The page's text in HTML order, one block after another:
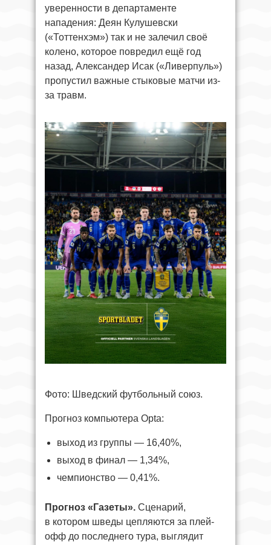
уверенности в департаменте
нападения: Деян Кулушевски
(«Тоттенхэм») так и не залечил своё
колено, которое повредил ещё год
назад, Александер Исак («Ливерпуль»)
пропустил важные стыковые матчи из-
за травм.
Фото: Шведский футбольный союз.
Прогноз компьютера Opta:
выход из группы — 16,40%,
выход в финал — 1,34%,
чемпионство — 0,41%.
Прогноз «Газеты». Сценарий,
в котором шведы цепляются за плей-
офф до последнего тура, выглядит